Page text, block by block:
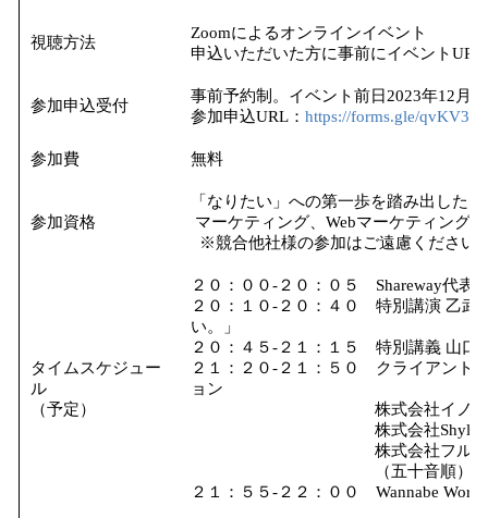
視聴方法
Zoomによるオンラインイベント
申込いただいた方に事前にイベント
参加申込受付
事前予約制。イベント前日2023年12
参加申込URL： https://forms.gle/
参加費 無料
参加資格
「なりたい」への第一歩を踏み出したい
マーケティング、Webマーケティング
※競合他社様の参加はご遠慮ください
タイムスケジュー
ル
（予定）
２０：００-２０：０５ Shareway代表
２０：１０-２０：４０ 特別講演 乙武
い。」
２０：４５-２１：１５ 特別講義 山口
２１：２０-２１：５０ クライアント
ョン
株式会社イノーヴェ 代
株式会社Shylph 代表
株式会社フルプロ 代表
（五十音順）
２１：５５-２２：００ Wannabe Work